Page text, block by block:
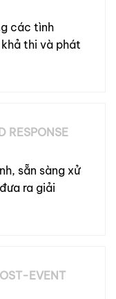
các tình
thi và phát
RESPONSE
sẵn sàng xử
ra giải
EVENT